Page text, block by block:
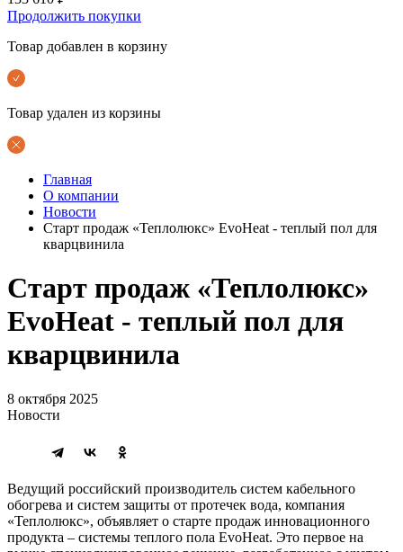
Продолжить покупки
Товар добавлен в корзину
Товар удален из корзины
Главная
О компании
Новости
Старт продаж «Теплолюкс» EvoHeat - теплый пол для
кварцвинила
Старт продаж «Теплолюкс»
EvoHeat - теплый пол для
кварцвинила
8 октября 2025
Новости
Ведущий российский производитель систем кабельного
обогрева и систем защиты от протечек вода, компания
«Теплолюкс», объявляет о старте продаж инновационного
продукта – системы теплого пола EvoHeat. Это первое на